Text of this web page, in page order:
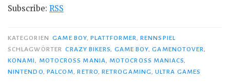
Subscribe: RSS
KATEGORIEN GAME BOY,PLATTFORMER,RENNSPIEL
SCHLAGWÖRTER CRAZY BIKERS, GAME BOY,GAMENOTOVER,
KONAMI, MOTOCROSS MANIA, MOTOCROSS MANIACS,
NINTENDO, PALCOM,RETRO,RETROGAMING,ULTRA GAMES